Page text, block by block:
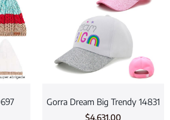
Gorra Dream Big Trendy 14831
$4.631,00